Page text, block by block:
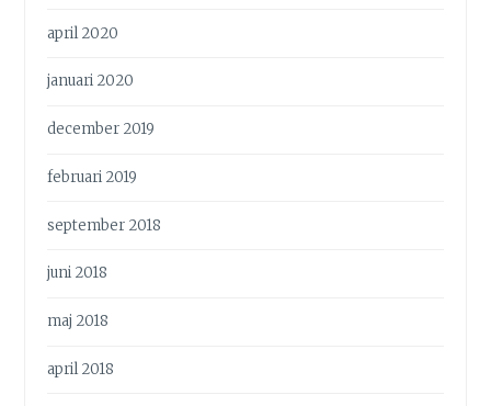
april 2020
januari 2020
december 2019
februari 2019
september 2018
juni 2018
maj 2018
april 2018